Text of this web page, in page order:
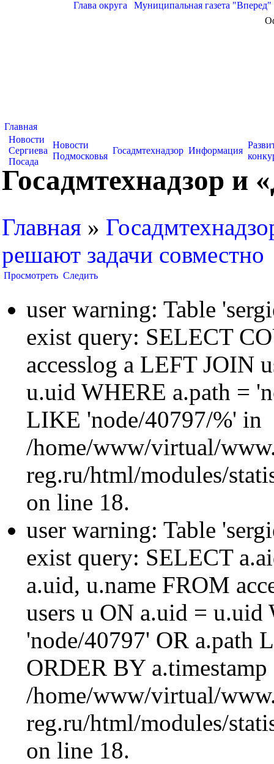
Глава округа Муниципальная газета "Вперед"
Главная
Новости
Сергиева
Посада
Новости
Подмосковья
Госадмтехнадзор Информация
Госадмтехнадзор и
Главная »
решают задачи совместно
Просмотреть Следить
user warning: Table
exist query: SELECT
accesslog a LEFT JOIN
u.uid WHERE a.path =
LIKE 'node/40797/%' in
/home/www/virtual/
reg.ru/html/modules/
on line 18.
user warning: Table
exist query: SELECT
a.uid, u.name FROM
users u ON a.uid = u.uid
'node/40797' OR a.path
ORDER BY
/home/www/virtual/
reg.ru/html/modules/
on line 18.